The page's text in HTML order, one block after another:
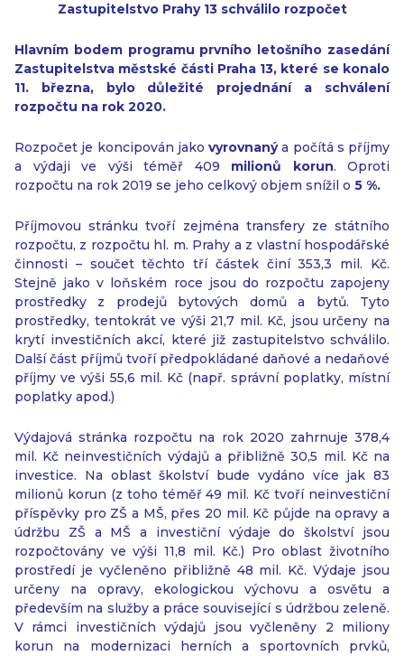
Zastupitelstvo Prahy 13 schválilo rozpočet
Hlavním bodem programu prvního letošního zasedání
Zastupitelstva městské části Praha 13, které se konalo
11. března, bylo důležité projednání a schválení
rozpočtu na rok 2020.
Rozpočet je koncipován jako vyrovnanýa počítá s příjmy
a výdaji ve výši téměř 409 milionů korun. Oproti
rozpočtu na rok 2019 se jeho celkový objem snížil o 5 %.
Příjmovou stránku tvoří zejména transfery ze státního
rozpočtu, z rozpočtu hl. m. Prahy a z vlastní hospodářské
činnosti – součet těchto tří částek činí 353,3 mil. Kč.
Stejně jako v loňském roce jsou do rozpočtu zapojeny
prostředky z prodejů bytových domů a bytů. Tyto
prostředky, tentokrát ve výši 21,7 mil. Kč, jsou určeny na
krytí investičních akcí, které již zastupitelstvo schválilo.
Další část příjmů tvoří předpokládané daňové a nedaňové
příjmy ve výši 55,6 mil. Kč (např. správní poplatky, místní
poplatky apod.)
Výdajová stránka rozpočtu na rok 2020 zahrnuje 378,4
mil. Kč neinvestičních výdajů a přibližně 30,5 mil. Kč na
investice. Na oblast školství bude vydáno více jak 83
milionů korun (z toho téměř 49 mil. Kč tvoří neinvestiční
příspěvky pro ZŠ a MŠ, přes 20 mil. Kč půjde na opravy a
údržbu ZŠ a MŠ a investiční výdaje do školství jsou
rozpočtovány ve výši 11,8 mil. Kč.) Pro oblast životního
prostředí je vyčleněno přibližně 48 mil. Kč. Výdaje jsou
určeny na opravy, ekologickou výchovu a osvětu a
především na služby a práce související s údržbou zeleně.
V rámci investičních výdajů jsou vyčleněny 2 miliony
korun na modernizaci herních a sportovních prvků,